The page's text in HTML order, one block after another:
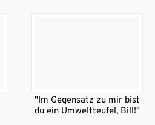
"Im Gegensatz zu mir bist
du ein Umweltteufel, Bill!"